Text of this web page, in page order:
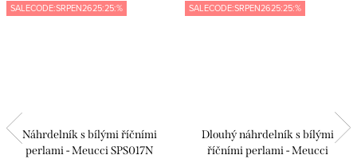
SALECODE:SRPEN2625:25:%
Náhrdelník s bílými říčními
perlami - Meucci SPS017N
SALECODE:SRPEN2625:25:%
Dlouhý náhrdelník s bílými
říčními perlami - Meucci